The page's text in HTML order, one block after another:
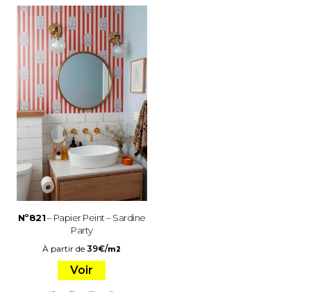
Nº821– Papier Peint – Sardine
Party
À partir de39€/m2
Voir